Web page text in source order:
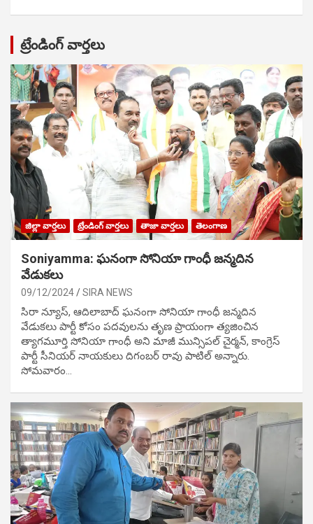
ట్రేండింగ్ వార్తలు
జిల్లా వార్తలు ట్రేండింగ్ వార్తలు తాజా వార్తలు తెలంగాణ
Soniyamma: ఘ‌నంగా సోనియా గాంధీ జ‌న్మ‌దిన
వేడుక‌లు
09/12/2024 SIRA NEWS
సిరా న్యూస్, ఆదిలాబాద్ ఘ‌నంగా సోనియా గాంధీ జ‌న్మ‌దిన
వేడుక‌లు పార్టీ కోసం ప‌ద‌వుల‌ను తృణ ప్రాయంగా త్య‌జించిన
త్యాగమూర్తి సోనియా గాంధీ అని మాజీ మున్సిప‌ల్ చైర్మ‌న్, కాంగ్రెస్
పార్టీ సీనియ‌ర్ నాయ‌కులు దిగంబ‌ర్ రావు పాటిల్ అన్నారు.
సోమవారం…